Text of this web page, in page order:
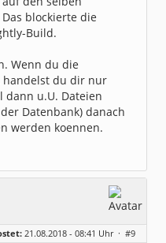
blockierte die
Build.
Wenn du die
handelst du dir nur
dann u.U. Dateien
Datenbank) danach
werden koennen.
21.08.2018 - 08:41 Uhr · #9